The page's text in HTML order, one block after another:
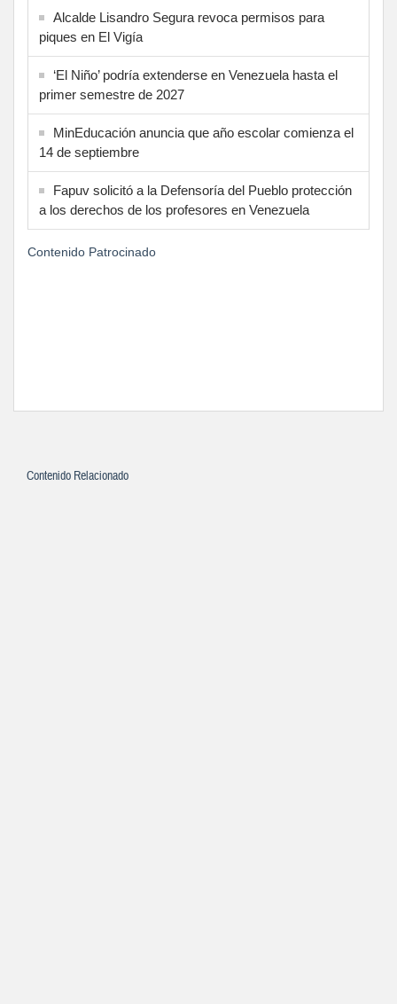
Alcalde Lisandro Segura revoca permisos para
piques en El Vigía
‘El Niño’ podría extenderse en Venezuela hasta el
primer semestre de 2027
MinEducación anuncia que año escolar comienza el
14 de septiembre
Fapuv solicitó a la Defensoría del Pueblo protección
a los derechos de los profesores en Venezuela
Contenido Patrocinado
Contenido Relacionado